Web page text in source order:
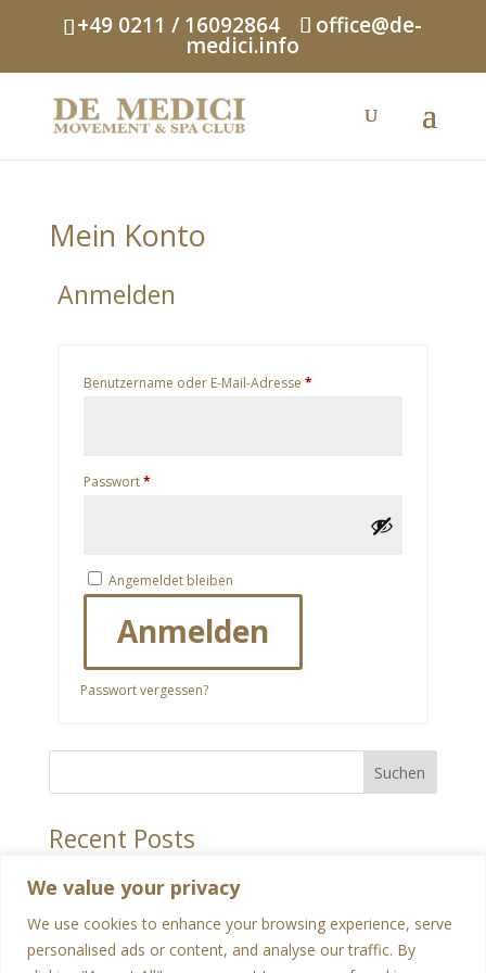
We value your privacy
We use cookies to enhance your browsing experience, serve
personalised ads or content, and analyse our traffic. By
+49 0211 / 16092864 office@de-
medici.info
Mein Konto
Anmelden
Benutzername oder E-Mail-Adresse *
Passwort*
Angemeldet bleiben
Anmelden
Passwort vergessen?
Suchen
Recent Posts
Recent Comments
Es sind keine Kommentare vorhanden.